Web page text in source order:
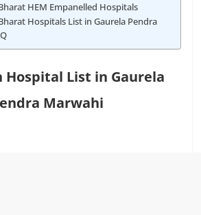
HEM Empanelled Hospitals
Hospitals List in Gaurela Pendra
Hospital List in Gaurela
Marwahi